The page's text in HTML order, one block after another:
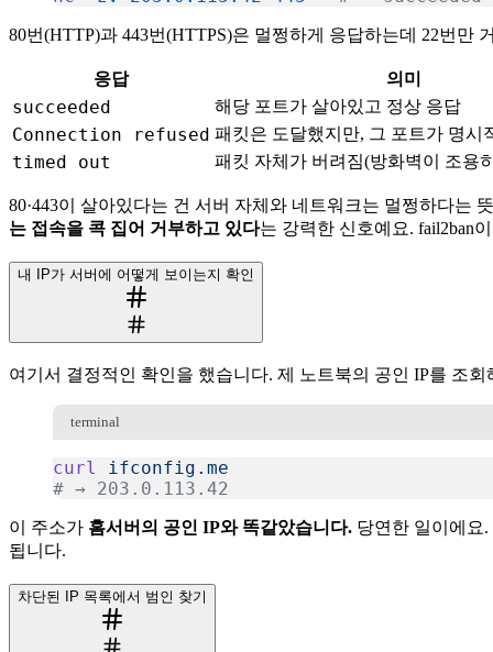
80번(HTTP)과 443번(HTTPS)은 멀쩡하게 응답하는데 22번만
응답 의미
succeeded 해당 포트가 살아있고 정상 응답
Connection refused 패킷은 도달했지만, 그 포트가 명시
timed out 패킷 자체가 버려짐(방화벽이 조용
80·443이 살아있다는 건 서버 자체와 네트워크는 멀쩡하다는
는 접속을 콕 집어 거부하고 있다는 강력한 신호예요. fail2ban
내 IP가 서버에 어떻게 보이는지 확인
여기서 결정적인 확인을 했습니다. 제 노트북의 공인 IP를 조회
terminal
curl
ifconfig.me
# → 203.0.113.42
이 주소가 홈서버의 공인 IP와 똑같았습니다. 당연한 일이에요
됩니다.
차단된 IP 목록에서 범인 찾기